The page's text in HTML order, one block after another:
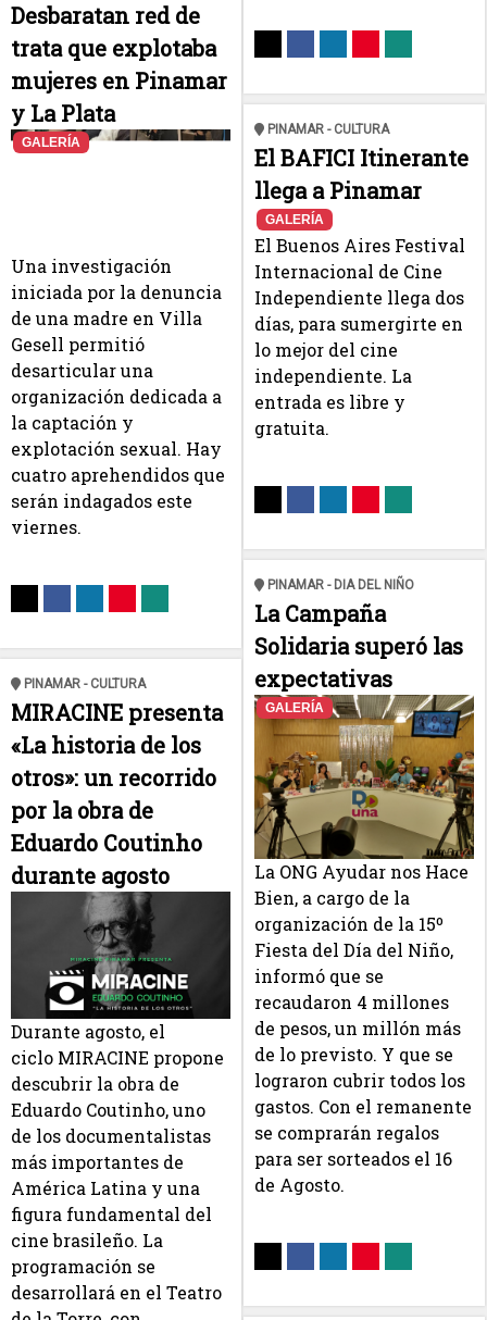
Desbaratan red de
trata que explotaba
mujeres en Pinamar
y La Plata
GALERÍA
Una investigación
iniciada por la denuncia
de una madre en Villa
Gesell permitió
desarticular una
organización dedicada a
la captación y
explotación sexual. Hay
cuatro aprehendidos que
serán indagados este
viernes.
PINAMAR - CULTURA
MIRACINE presenta
«La historia de los
otros»: un recorrido
por la obra de
Eduardo Coutinho
durante agosto
Durante agosto, el
ciclo MIRACINE propone
descubrir la obra de
Eduardo Coutinho, uno
de los documentalistas
más importantes de
América Latina y una
figura fundamental del
cine brasileño. La
programación se
desarrollará en el Teatro
PINAMAR - CULTURA
El BAFICI Itinerante
llega a Pinamar
GALERÍA
El Buenos Aires Festival
Internacional de Cine
Independiente llega dos
días, para sumergirte en
lo mejor del cine
independiente. La
entrada es libre y
gratuita.
PINAMAR - DIA DEL NIÑO
La Campaña
Solidaria superó las
expectativas
GALERÍA
La ONG Ayudar nos Hace
Bien, a cargo de la
organización de la 15º
Fiesta del Día del Niño,
informó que se
recaudaron 4 millones
de pesos, un millón más
de lo previsto. Y que se
lograron cubrir todos los
gastos. Con el remanente
se comprarán regalos
para ser sorteados el 16
de Agosto.